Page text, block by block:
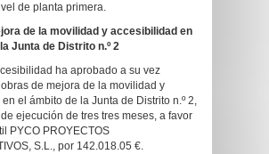
de planta primera.
de la movilidad y accesibilidad en
Junta de Distrito n.º 2
ha aprobado a su vez
de mejora de la movilidad y
el ámbito de la Junta de Distrito n.º 2,
ejecución de tres tres meses, a favor
PYCO PROYECTOS
S.L., por 142.018.05 €.